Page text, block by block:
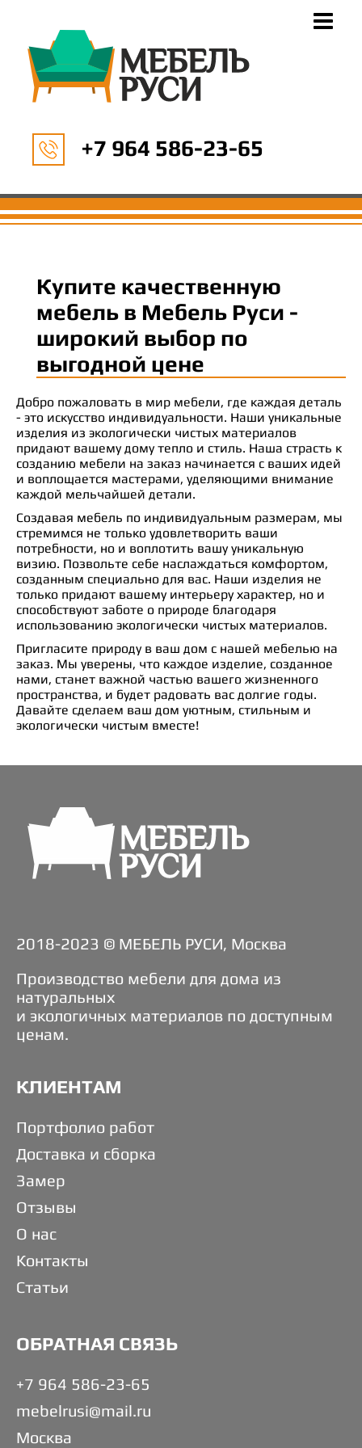
+7 964 586-23-65
Купите качественную
мебель в Мебель Руси -
широкий выбор по
выгодной цене
Добро пожаловать в мир мебели, где каждая деталь
- это искусство индивидуальности. Наши уникальные
изделия из экологически чистых материалов
придают вашему дому тепло и стиль. Наша страсть к
созданию мебели на заказ начинается с ваших идей
и воплощается мастерами, уделяющими внимание
каждой мельчайшей детали.
Создавая мебель по индивидуальным размерам, мы
стремимся не только удовлетворить ваши
потребности, но и воплотить вашу уникальную
визию. Позвольте себе наслаждаться комфортом,
созданным специально для вас. Наши изделия не
только придают вашему интерьеру характер, но и
способствуют заботе о природе благодаря
использованию экологически чистых материалов.
Пригласите природу в ваш дом с нашей мебелью на
заказ. Мы уверены, что каждое изделие, созданное
нами, станет важной частью вашего жизненного
пространства, и будет радовать вас долгие годы.
Давайте сделаем ваш дом уютным, стильным и
экологически чистым вместе!
2018-2023 © МЕБЕЛЬ РУСИ, Москва
Производство мебели для дома из
натуральных
и экологичных материалов по доступным
ценам.
КЛИЕНТАМ
Портфолио работ
Доставка и сборка
Замер
Отзывы
О нас
Контакты
Статьи
ОБРАТНАЯ СВЯЗЬ
+7 964 586-23-65
mebelrusi@mail.ru
Москва